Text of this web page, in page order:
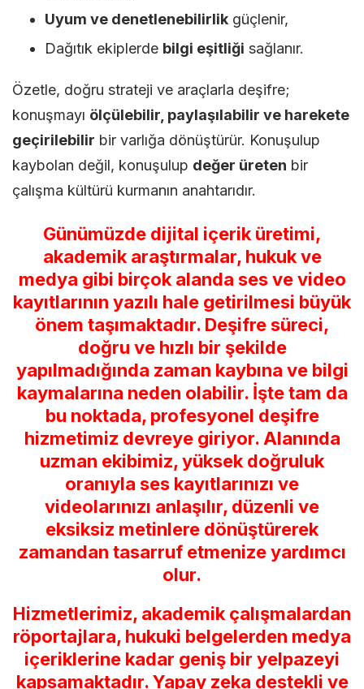
Uyum ve denetlenebilirlik güçlenir,
Dağıtık ekiplerde bilgi eşitliği sağlanır.
Özetle, doğru strateji ve araçlarla deşifre;
konuşmayı ölçülebilir, paylaşılabilir ve harekete
geçirilebilir bir varlığa dönüştürür. Konuşulup
kaybolan değil, konuşulup değer üreten bir
çalışma kültürü kurmanın anahtarıdır.
Günümüzde dijital içerik üretimi,
akademik araştırmalar, hukuk ve
medya gibi birçok alanda ses ve video
kayıtlarının yazılı hale getirilmesi büyük
önem taşımaktadır. Deşifre süreci,
doğru ve hızlı bir şekilde
yapılmadığında zaman kaybına ve bilgi
kaymalarına neden olabilir. İşte tam da
bu noktada, profesyonel deşifre
hizmetimiz devreye giriyor. Alanında
uzman ekibimiz, yüksek doğruluk
oranıyla ses kayıtlarınızı ve
videolarınızı anlaşılır, düzenli ve
eksiksiz metinlere dönüştürerek
zamandan tasarruf etmenize yardımcı
olur.
Hizmetlerimiz, akademik çalışmalardan
röportajlara, hukuki belgelerden medya
içeriklerine kadar geniş bir yelpazeyi
kapsamaktadır. Yapay zeka destekli ve